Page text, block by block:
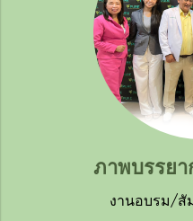
งานอบรม/สั